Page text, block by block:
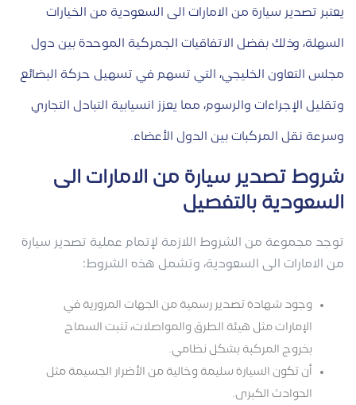
يعتبر تصدير سيارة من الامارات الى السعودية من الخيارات
السهلة، وذلك بفضل الاتفاقيات الجمركية الموحدة بين دول
مجلس التعاون الخليجي، التي تسهم في تسهيل حركة البضائع
وتقليل الإجراءات والرسوم، مما يعزز انسيابية التبادل التجاري
وسرعة نقل المركبات بين الدول الأعضاء.
شروط تصدير سيارة من الامارات الى
السعودية بالتفصيل
توجد مجموعة من الشروط اللازمة لإتمام عملية تصدير سيارة
من الامارات الى السعودية، وتشمل هذه الشروط:
وجود شهادة تصدير رسمية من الجهات المرورية في
الإمارات مثل هيئة الطرق والمواصلات، تثبت السماح
بخروج المركبة بشكل نظامي.
أن تكون السيارة سليمة وخالية من الأضرار الجسيمة مثل
الحوادث الكبرى.